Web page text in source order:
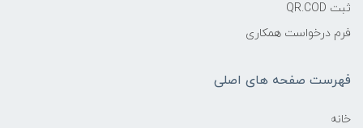
ثبت QR.COD
فرم درخواست همکاری
فهرست صفحه های اصلی
خانه